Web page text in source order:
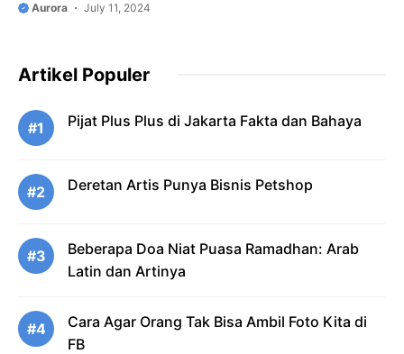
Aurora July 11, 2024
Artikel Populer
#1 Pijat Plus Plus di Jakarta Fakta dan Bahaya
#2 Deretan Artis Punya Bisnis Petshop
#3
Beberapa Doa Niat Puasa Ramadhan: Arab
Latin dan Artinya
#4
Cara Agar Orang Tak Bisa Ambil Foto Kita di
FB